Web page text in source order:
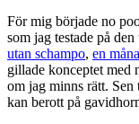
För mig började no
som jag testade på
utan schampo, en
gillade konceptet med
om jag minns rätt.
kan berott på